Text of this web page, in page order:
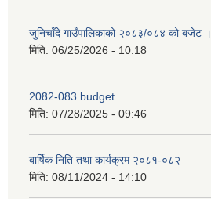
जुनिचाँदे गाउँपालिकाको २०८३/०८४ को बजेट ।
मिति: 06/25/2026 - 10:18
2082-083 budget
मिति: 07/28/2025 - 09:46
बार्षिक निति तथा कार्यक्रम २०८१-०८२
मिति: 08/11/2024 - 14:10